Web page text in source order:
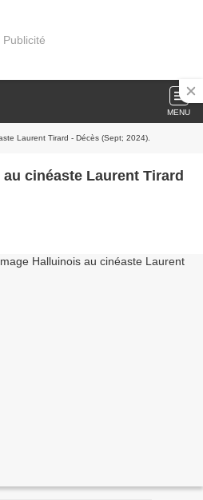
Publicité
MENU
Laurent Tirard - Décès (Sept; 2024).
cinéaste Laurent Tirard